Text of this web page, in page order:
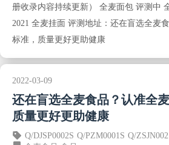
册收录内容持续更新） 全麦面包 评测中 全麦挂面 Q/PZM 0001S-
2021 全麦挂面 评测地址：还在盲选全麦
标准，质量更好更助健康
2022-03-09
还在盲选全麦食品？认准全
质量更好更助健康
Q/DJSP0002S Q/PZM0001S Q/